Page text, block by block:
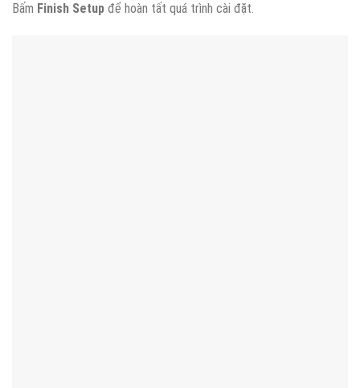
Bấm Finish Setup để hoàn tất quá trình cài đặt.